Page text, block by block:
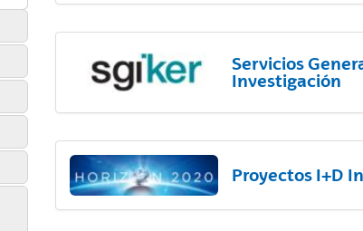
Servicios
Investigación
Proyectos I+D